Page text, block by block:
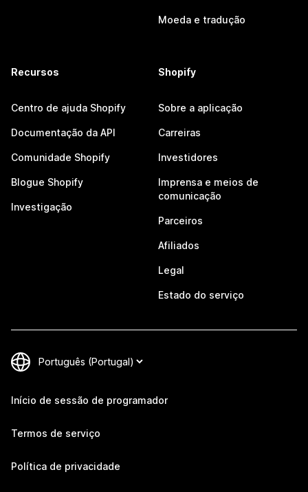
Moeda e tradução
Recursos
Centro de ajuda Shopify
Documentação da API
Comunidade Shopify
Blogue Shopify
Investigação
Shopify
Sobre a aplicação
Carreiras
Investidores
Imprensa e meios de
comunicação
Parceiros
Afiliados
Legal
Estado do serviço
Início de sessão de programador
Termos de serviço
Política de privacidade